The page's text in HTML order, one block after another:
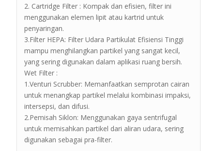
2. Cartridge Filter : Kompak dan efisien, filter ini
menggunakan elemen lipit atau kartrid untuk
penyaringan.
3.Filter HEPA: Filter Udara Partikulat Efisiensi Tinggi
mampu menghilangkan partikel yang sangat kecil,
yang sering digunakan dalam aplikasi ruang bersih.
Wet Filter :
1.Venturi Scrubber: Memanfaatkan semprotan cairan
untuk menangkap partikel melalui kombinasi impaksi,
intersepsi, dan difusi.
2.Pemisah Siklon: Menggunakan gaya sentrifugal
untuk memisahkan partikel dari aliran udara, sering
digunakan sebagai pra-filter.